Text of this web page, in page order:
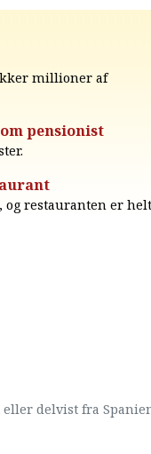
millioner af
pensionist
og restauranten er helt
eller delvist fra